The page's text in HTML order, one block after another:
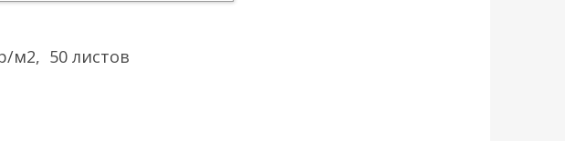
м2, 50 листов